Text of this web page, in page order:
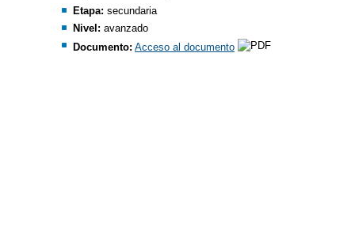
Etapa: secundaria
Nivel: avanzado
Documento: Acceso al documento